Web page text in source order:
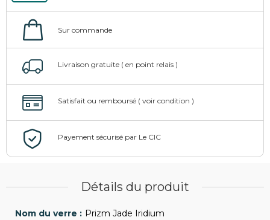
Détails du produit
Prizm Jade Iridium